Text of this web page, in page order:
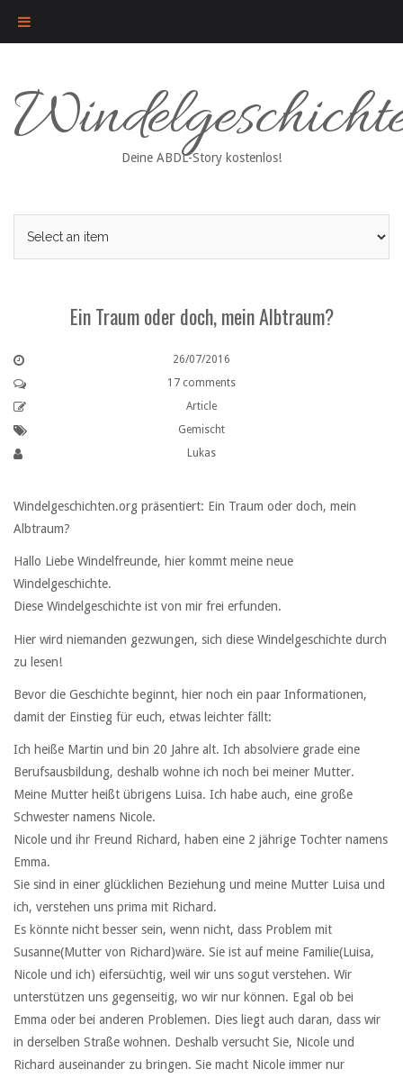
content
Deine ABDL-Story kostenlos!
Ein Traum oder doch, mein Albtraum?
26/07/2016
17 comments
Article
Gemischt
Lukas
Windelgeschichten.org präsentiert: Ein Traum oder doch, mein
Albtraum?
Hallo Liebe Windelfreunde, hier kommt meine neue
Windelgeschichte.
Diese Windelgeschichte ist von mir frei erfunden.
Hier wird niemanden gezwungen, sich diese Windelgeschichte durch
zu lesen!
Bevor die Geschichte beginnt, hier noch ein paar Informationen,
damit der Einstieg für euch, etwas leichter fällt:
Ich heiße Martin und bin 20 Jahre alt. Ich absolviere grade eine
Berufsausbildung, deshalb wohne ich noch bei meiner Mutter.
Meine Mutter heißt übrigens Luisa. Ich habe auch, eine große
Schwester namens Nicole.
Nicole und ihr Freund Richard, haben eine 2 jährige Tochter namens
Emma.
Sie sind in einer glücklichen Beziehung und meine Mutter Luisa und
ich, verstehen uns prima mit Richard.
Es könnte nicht besser sein, wenn nicht, dass Problem mit
Susanne(Mutter von Richard)wäre. Sie ist auf meine Familie(Luisa,
Nicole und ich) eifersüchtig, weil wir uns sogut verstehen. Wir
unterstützen uns gegenseitig, wo wir nur können. Egal ob bei
Emma oder bei anderen Problemen. Dies liegt auch daran, dass wir
in derselben Straße wohnen. Deshalb versucht Sie, Nicole und
Richard auseinander zu bringen. Sie macht Nicole immer nur